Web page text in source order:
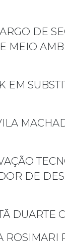
DE
MEIO
EM
DE
DUARTE
ROSIMARI